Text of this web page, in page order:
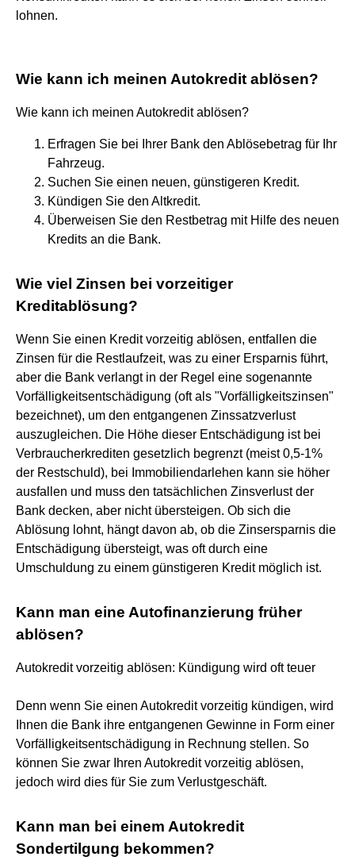
lohnen.
Wie kann ich meinen Autokredit ablösen?
Wie kann ich meinen Autokredit ablösen?
Erfragen Sie bei Ihrer Bank den Ablösebetrag für Ihr
Fahrzeug.
Suchen Sie einen neuen, günstigeren Kredit.
Kündigen Sie den Altkredit.
Überweisen Sie den Restbetrag mit Hilfe des neuen
Kredits an die Bank.
Wie viel Zinsen bei vorzeitiger
Kreditablösung?
Wenn Sie einen Kredit vorzeitig ablösen, entfallen die
Zinsen für die Restlaufzeit, was zu einer Ersparnis führt,
aber die Bank verlangt in der Regel eine sogenannte
Vorfälligkeitsentschädigung (oft als "Vorfälligkeitszinsen"
bezeichnet), um den entgangenen Zinssatzverlust
auszugleichen. Die Höhe dieser Entschädigung ist bei
Verbraucherkrediten gesetzlich begrenzt (meist 0,5-1%
der Restschuld), bei Immobiliendarlehen kann sie höher
ausfallen und muss den tatsächlichen Zinsverlust der
Bank decken, aber nicht übersteigen. Ob sich die
Ablösung lohnt, hängt davon ab, ob die Zinsersparnis die
Entschädigung übersteigt, was oft durch eine
Umschuldung zu einem günstigeren Kredit möglich ist.
Kann man eine Autofinanzierung früher
ablösen?
Autokredit vorzeitig ablösen: Kündigung wird oft teuer
Denn wenn Sie einen Autokredit vorzeitig kündigen, wird
Ihnen die Bank ihre entgangenen Gewinne in Form einer
Vorfälligkeitsentschädigung in Rechnung stellen. So
können Sie zwar Ihren Autokredit vorzeitig ablösen,
jedoch wird dies für Sie zum Verlustgeschäft.
Kann man bei einem Autokredit
Sondertilgung bekommen?